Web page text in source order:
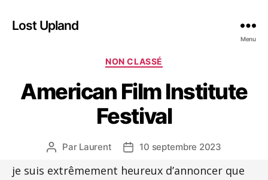
Lost Upland
Menu
Catégories
NON CLASSÉ
American Film Institute
Festival
Auteur
l’article
Par Laurent
Date
l’article
10 septembre 2023
je suis extrêmement heureux d’annoncer que